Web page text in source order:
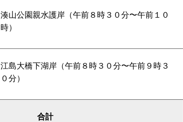
湊山公園親水護岸（午前８時３０分〜午前１０
時）
江島大橋下湖岸（午前８時３０分〜午前９時３
０分）
合計